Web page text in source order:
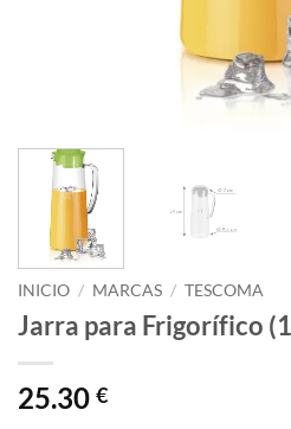
INICIO / MARCAS / TESCOMA
Jarra para Frigorífico
25.30 €